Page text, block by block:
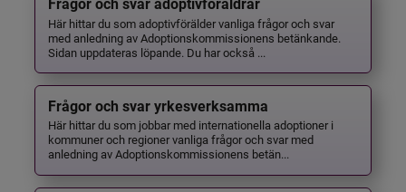
Frågor och svar adoptivföräldrar
Här hittar du som adoptivförälder vanliga frågor och svar
med anledning av Adoptionskommissionens betänkande.
Sidan uppdateras löpande. Du har också ...
Frågor och svar yrkesverksamma
Här hittar du som jobbar med internationella adoptioner i
kommuner och regioner vanliga frågor och svar med
anledning av Adoptionskommissionens betän...